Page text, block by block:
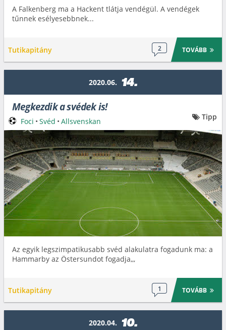
A Falkenberg ma a Hackent tlátja vendégül. A vendégek
tűnnek esélyesebbnek...
Tutikapitány 2 TOVÁBB
2020.06. 14.
Megkezdik a svédek is!
Az egyik legszimpatikusabb svéd alakulatra fogadunk ma: a
Hammarby az Östersundot fogadja,,,
Tutikapitány 1 TOVÁBB
Foci • Svéd • Allsvenskan Tipp
2020.04. 10.